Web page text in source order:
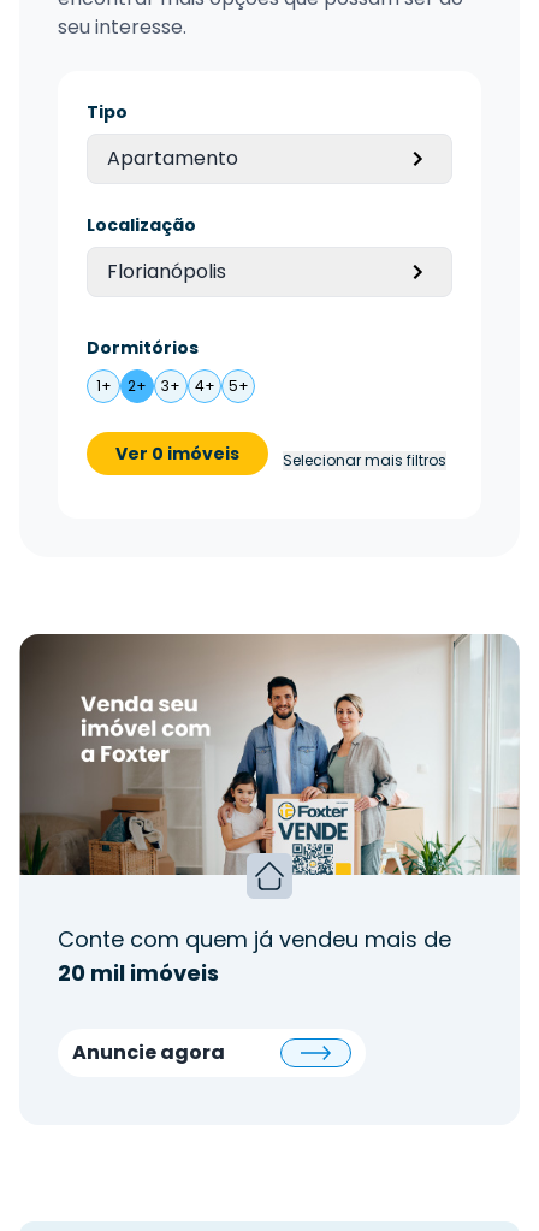
seu interesse.
Tipo
Apartamento
Localização
Florianópolis
Dormitórios
1+ 2+ 3+ 4+ 5+
Ver 0 imóveis Selecionar mais filtros
Conte com quem já vendeu mais de
20 mil imóveis
Anuncie agora